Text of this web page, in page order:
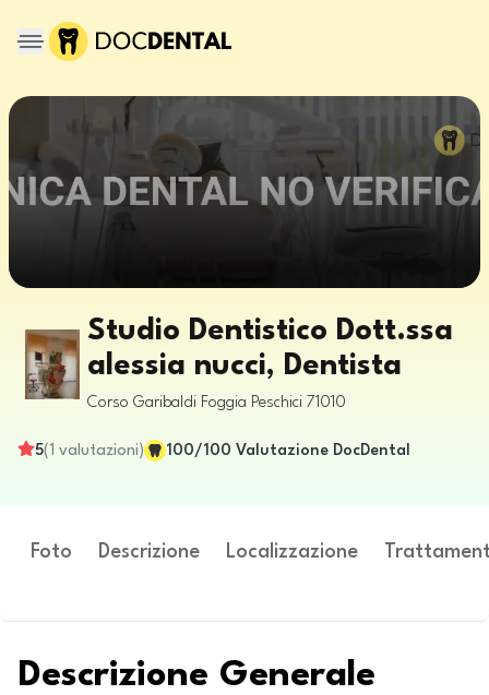
Studio Dentistico Dott.ssa
alessia nucci, Dentista
Corso Garibaldi Foggia Peschici 71010
5(1 valutazioni) 100/100 Valutazione DocDental
Foto Descrizione Localizzazione
Descrizione Generale